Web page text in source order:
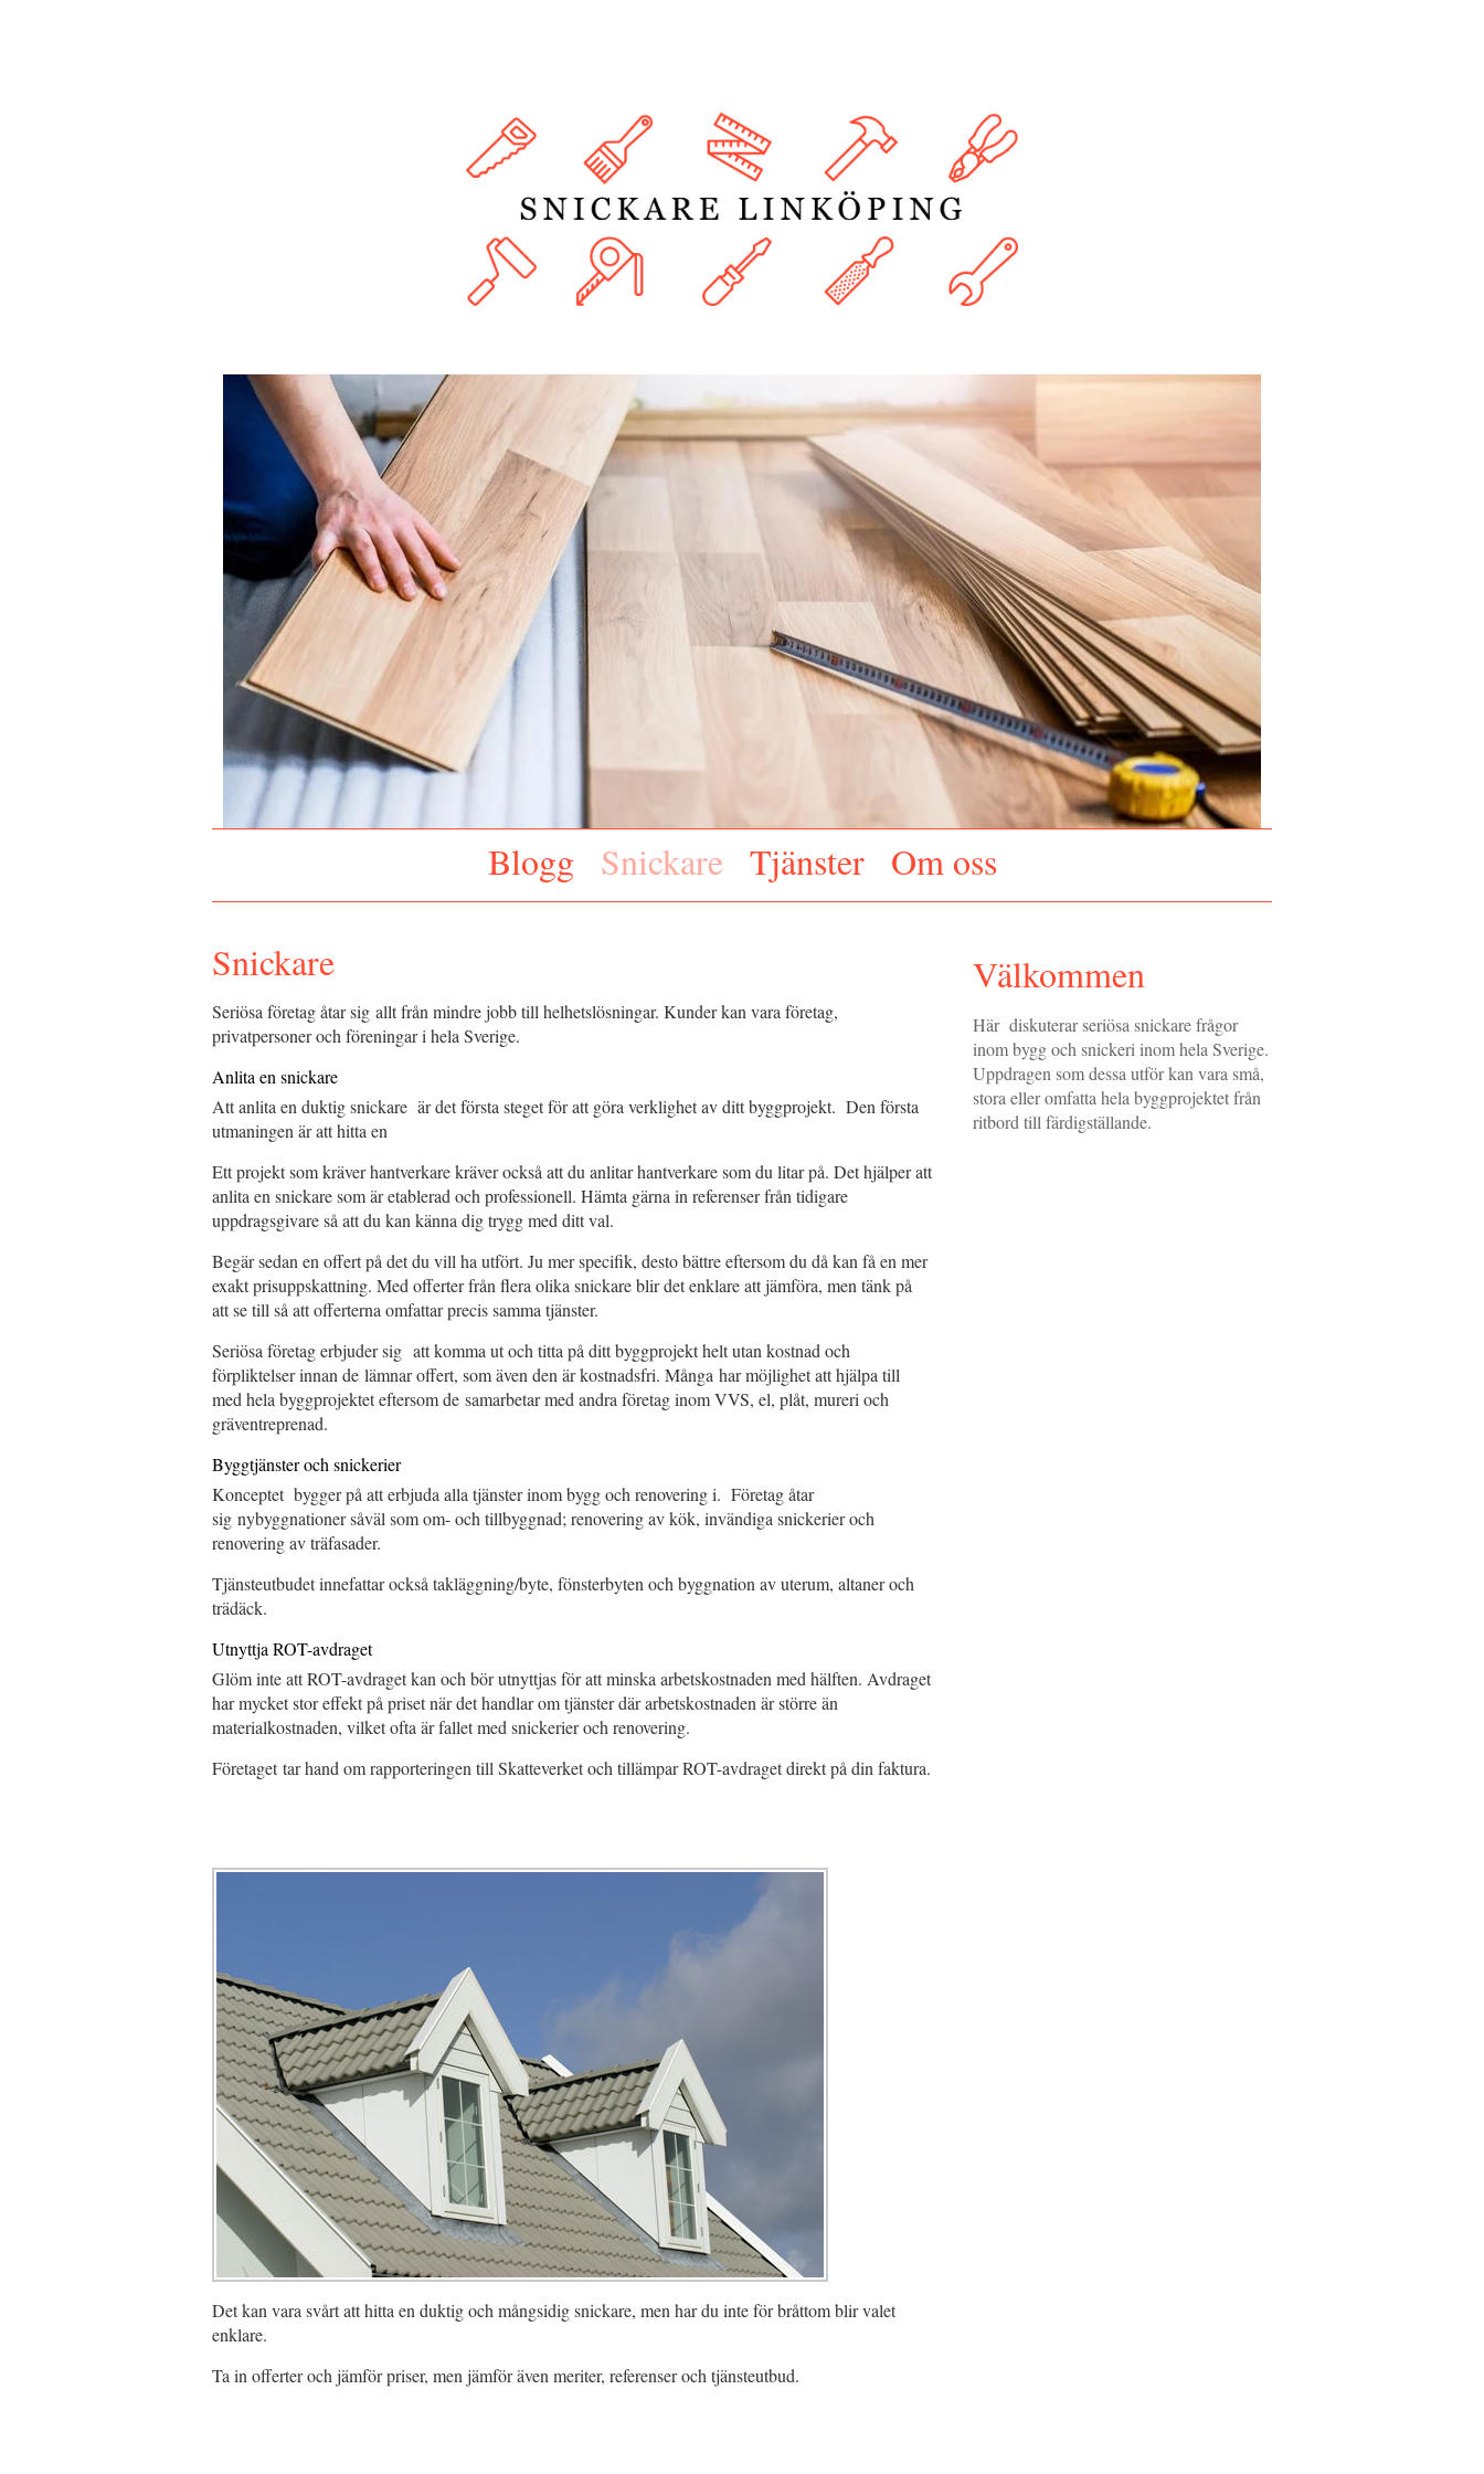
Blogg Snickare Tjänster Om oss
Snickare
Seriösa företag åtar sig allt från mindre jobb till helhetslösningar. Kunder kan vara företag,
privatpersoner och föreningar i hela Sverige.
Anlita en snickare
Att anlita en duktig snickare är det första steget för att göra verklighet av ditt byggprojekt. Den första
utmaningen är att hitta en
Ett projekt som kräver hantverkare kräver också att du anlitar hantverkare som du litar på. Det hjälper att
anlita en snickare som är etablerad och professionell. Hämta gärna in referenser från tidigare
uppdragsgivare så att du kan känna dig trygg med ditt val.
Begär sedan en offert på det du vill ha utfört. Ju mer specifik, desto bättre eftersom du då kan få en mer
exakt prisuppskattning. Med offerter från flera olika snickare blir det enklare att jämföra, men tänk på
att se till så att offerterna omfattar precis samma tjänster.
Seriösa företag erbjuder sig att komma ut och titta på ditt byggprojekt helt utan kostnad och
förpliktelser innan de lämnar offert, som även den är kostnadsfri. Många har möjlighet att hjälpa till
med hela byggprojektet eftersom de samarbetar med andra företag inom VVS, el, plåt, mureri och
gräventreprenad.
Byggtjänster och snickerier
Konceptet bygger på att erbjuda alla tjänster inom bygg och renovering i. Företag åtar
sig nybyggnationer såväl som om- och tillbyggnad; renovering av kök, invändiga snickerier och
renovering av träfasader.
Tjänsteutbudet innefattar också takläggning/byte, fönsterbyten och byggnation av uterum, altaner och
trädäck.
Utnyttja ROT-avdraget
Glöm inte att ROT-avdraget kan och bör utnyttjas för att minska arbetskostnaden med hälften. Avdraget
har mycket stor effekt på priset när det handlar om tjänster där arbetskostnaden är större än
materialkostnaden, vilket ofta är fallet med snickerier och renovering.
Företaget tar hand om rapporteringen till Skatteverket och tillämpar ROT-avdraget direkt på din faktura.
Det kan vara svårt att hitta en duktig och mångsidig snickare, men har du inte för bråttom blir valet
enklare.
Ta in offerter och jämför priser, men jämför även meriter, referenser och tjänsteutbud.
Välkommen
Här diskuterar seriösa snickare frågor
inom bygg och snickeri inom hela Sverige.
Uppdragen som dessa utför kan vara små,
stora eller omfatta hela byggprojektet från
ritbord till färdigställande.